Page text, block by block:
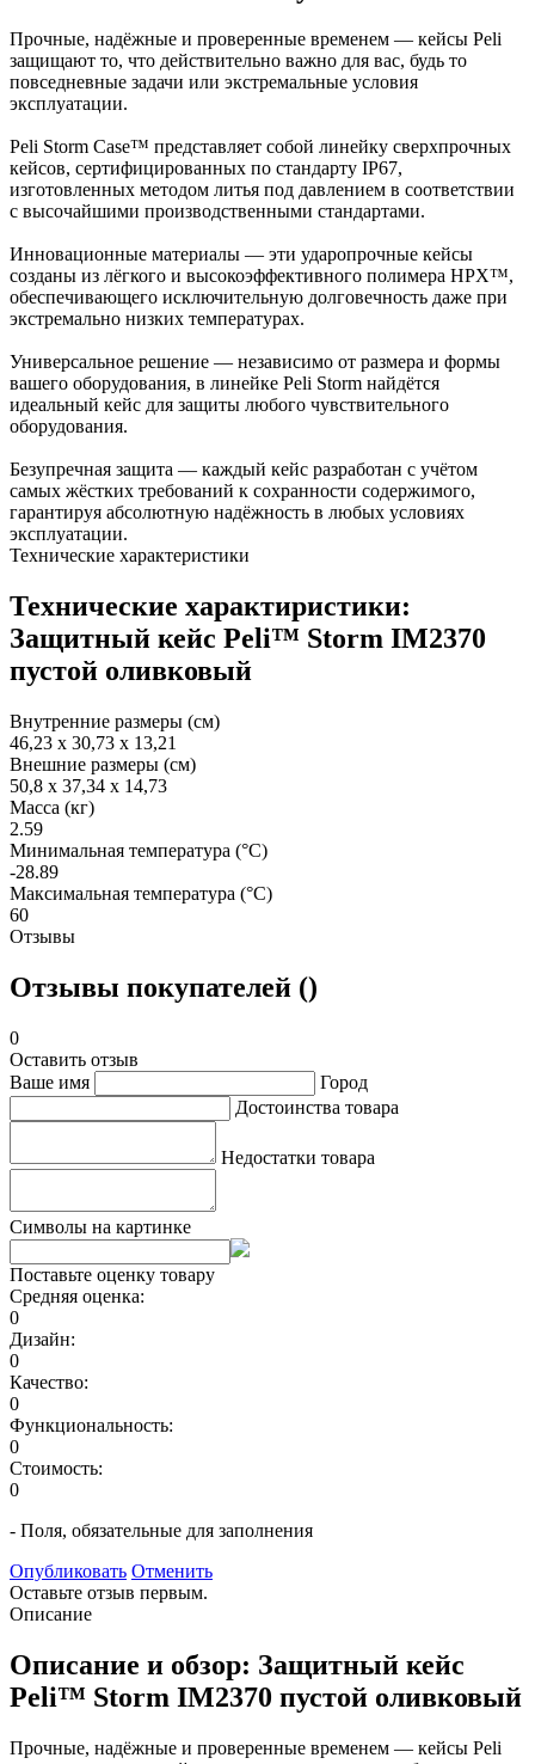
Прочные, надёжные и проверенные временем — кейсы Peli
защищают то, что действительно важно для вас, будь то
повседневные задачи или экстремальные условия
эксплуатации.
Peli Storm Case™ представляет собой линейку сверхпрочных
кейсов, сертифицированных по стандарту IP67,
изготовленных методом литья под давлением в соответствии
с высочайшими производственными стандартами.
Инновационные материалы — эти ударопрочные кейсы
созданы из лёгкого и высокоэффективного полимера HPX™,
обеспечивающего исключительную долговечность даже при
экстремально низких температурах.
Универсальное решение — независимо от размера и формы
вашего оборудования, в линейке Peli Storm найдётся
идеальный кейс для защиты любого чувствительного
оборудования.
Безупречная защита — каждый кейс разработан с учётом
самых жёстких требований к сохранности содержимого,
гарантируя абсолютную надёжность в любых условиях
эксплуатации.
Технические характеристики
Технические характиристики:
Защитный кейс Peli™ Storm IM2370
пустой оливковый
Внутренние размеры (см)
46,23 x 30,73 x 13,21
Внешние размеры (см)
50,8 x 37,34 x 14,73
Масса (кг)
2.59
Минимальная температура (°C)
-28.89
Максимальная температура (°C)
60
Отзывы
Отзывы покупателей ()
0
Оставить отзыв
Ваше имя
Город
Достоинства товара
Недостатки товара
Символы на картинке
Поставьте оценку товару
Средняя оценка:
0
Дизайн:
0
Качество:
0
Функциональность:
0
Стоимость:
0
- Поля, обязательные для заполнения
Опубликовать Отменить
Оставьте отзыв первым.
Описание
Описание и обзор: Защитный кейс
Peli™ Storm IM2370 пустой оливковый
Прочные, надёжные и проверенные временем — кейсы Peli